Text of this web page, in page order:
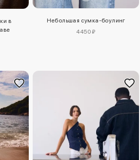
в
Небольшая сумка-боулинг
4450 ₽